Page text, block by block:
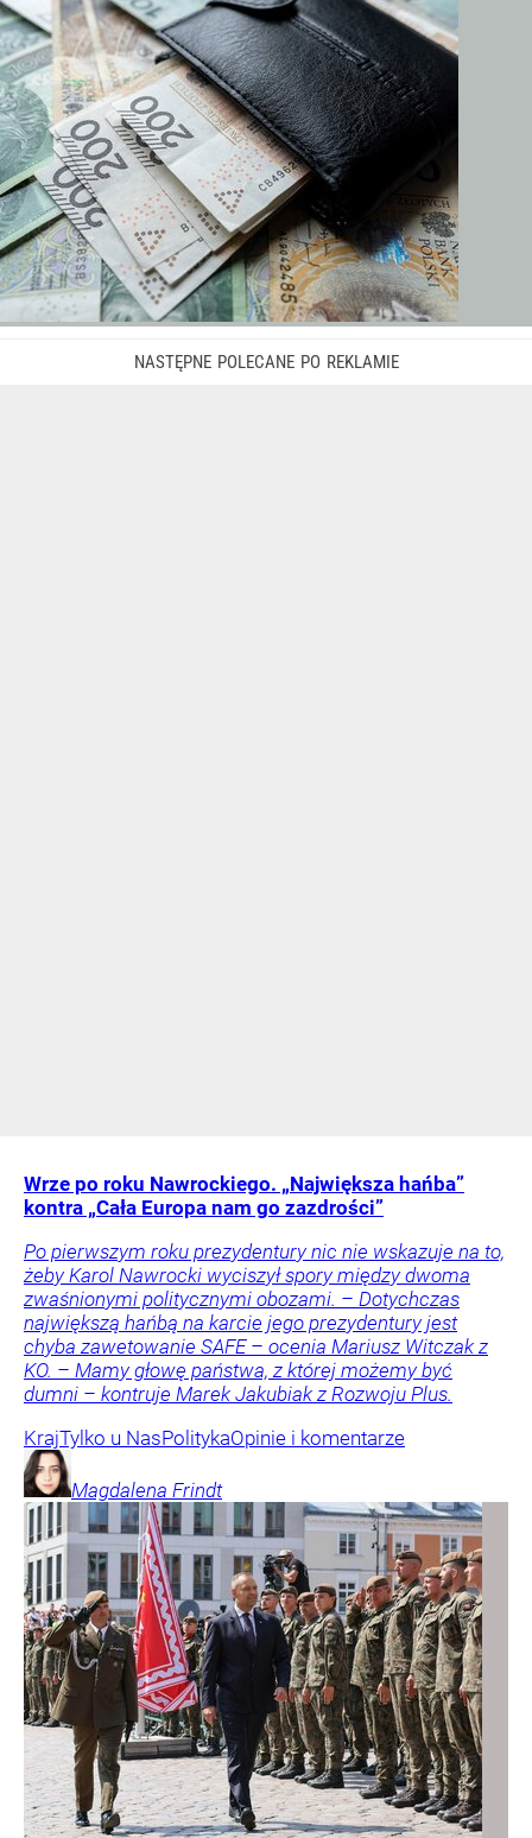
Wrze po roku Nawrockiego. „Największa hańba”
kontra „Cała Europa nam go zazdrości”
Po pierwszym roku prezydentury nic nie wskazuje na to,
żeby Karol Nawrocki wyciszył spory między dwoma
zwaśnionymi politycznymi obozami. – Dotychczas
największą hańbą na karcie jego prezydentury jest
chyba zawetowanie SAFE – ocenia Mariusz Witczak z
KO. – Mamy głowę państwa, z której możemy być
dumni – kontruje Marek Jakubiak z Rozwoju Plus.
KrajTylko u NasPolitykaOpinie i komentarze
Magdalena Frindt